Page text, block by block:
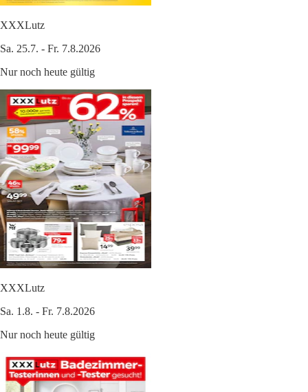
XXXLutz
Sa. 25.7. - Fr. 7.8.2026
Nur noch heute gültig
XXXLutz
Sa. 1.8. - Fr. 7.8.2026
Nur noch heute gültig